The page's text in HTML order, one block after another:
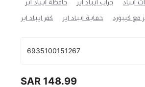
ايباد جراب ايباد اير حافظة ايباد اير
مع كيبورد حماية ايباد اير كفر ايباد اير
6935100151267
148.99 SAR